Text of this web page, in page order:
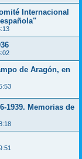
Internacional
de Aragón, en
1939. Memorias de